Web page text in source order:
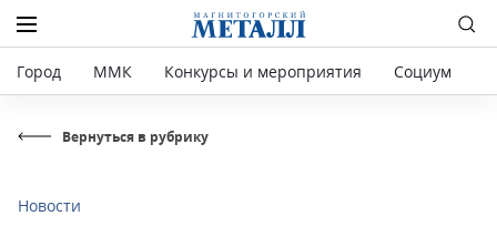
Город ММК Конкурсы и мероприятия Социум
Вернуться в рубрику
Новости